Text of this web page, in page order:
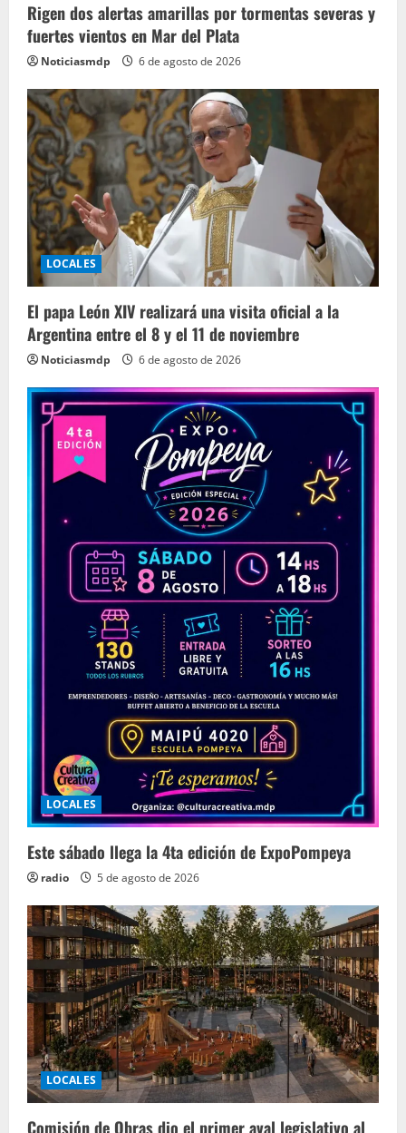
Rigen dos alertas amarillas por tormentas severas y
fuertes vientos en Mar del Plata
Noticiasmdp 6 de agosto de 2026
LOCALES
El papa León XIV realizará una visita oficial a la
Argentina entre el 8 y el 11 de noviembre
Noticiasmdp 6 de agosto de 2026
LOCALES
Este sábado llega la 4ta edición de ExpoPompeya
radio 5 de agosto de 2026
LOCALES
Comisión de Obras dio el primer aval legislativo al